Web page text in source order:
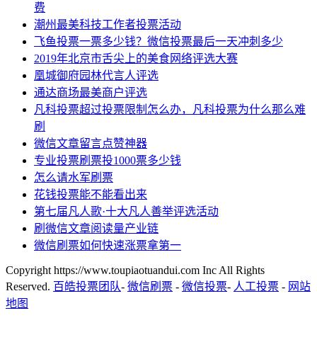
费
潮州最美科技工作者投票活动
飞鱼投票一票多少钱？微信投票最后一天冲刺多少
2019年北京市舌尖上的美食网络评选大赛
凰城御府园林代言人评选
通达商场最美商户评选
凡科投票超过投票限制怎么办，凡科投票为什么那么难
刷
微信文章留言点赞神器
专业投票刷票投1000票多少钱
怎么请水军刷票
花钱投票能不能看出来
第七届凡人歌·十大凡人善举评选活动
刷微信文章阅读量产业链
微信刷票如何快速涨票拿第一
Copyright https://www.toupiaotuandui.com Inc All Rights
Reserved. 百皓投票团队- 微信刷票 - 微信投票- 人工投票 - 网站
地图